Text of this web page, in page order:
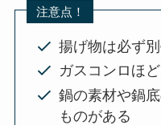
注意点！
揚げ物は必ず
ガスコンロほ
鍋の素材や鍋
ものがある